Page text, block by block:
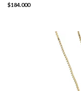
$184.000